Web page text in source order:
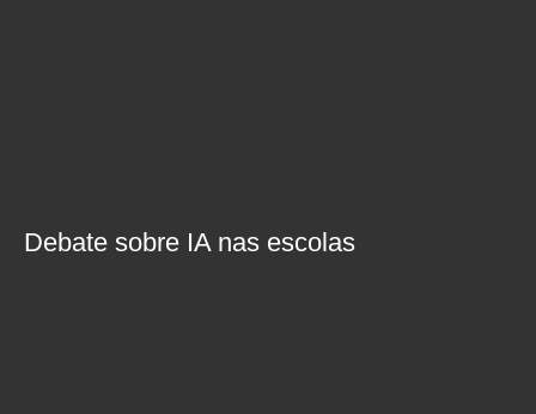
Debate sobre IA nas escolas